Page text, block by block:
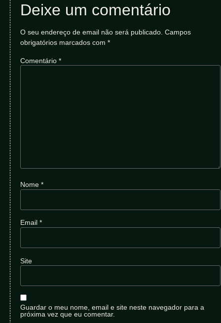
Deixe um comentário
O seu endereço de email não será publicado. Campos
obrigatórios marcados com *
Comentário *
Nome *
Email *
Site
Guardar o meu nome, email e site neste navegador para a
próxima vez que eu comentar.